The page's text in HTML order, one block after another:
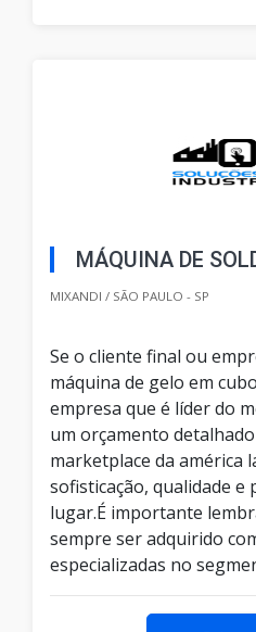
MÁQUINA DE
MIXANDI / SÃO PAULO - SP
Se o cliente final ou
máquina de gelo em
empresa que é líder do
um orçamento
marketplace da américa
sofisticação, qualidade e
lugar.É importante
sempre ser adquirido
especializadas no